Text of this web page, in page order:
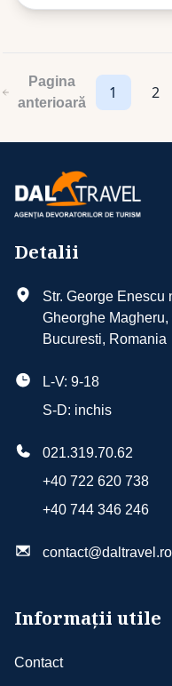
Pagina
anterioară
1 2
Detalii
Str. George Enescu
Gheorghe
Bucuresti, Romania
L-V: 9-18
S-D: inchis
021.319.70.62
+40 722 620 738
+40 744 346 246
contact@daltravel.ro
Informații utile
Contact